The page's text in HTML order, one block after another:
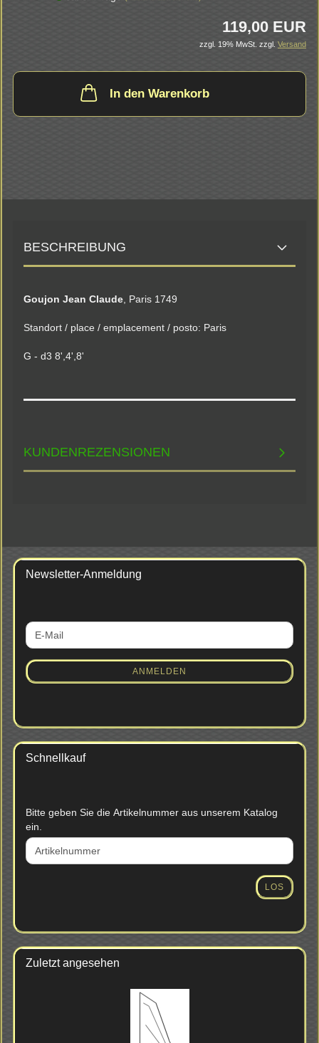
119,00 EUR
zzgl. 19% MwSt. zzgl. Versand
In den Warenkorb
BESCHREIBUNG
Goujon Jean Claude , Paris 1749
Standort / place / emplacement / posto: Paris
G - d3 8',4',8'
KUNDENREZENSIONEN
Newsletter-Anmeldung
WEITER
ZUR
ANMELDUNG
E-
Mail
ANMELDEN
Schnellkauf
BITTE
GEBEN
SIE
DIE
Bitte geben Sie die Artikelnummer aus unserem Katalog
ein.
LOS
Zuletzt angesehen